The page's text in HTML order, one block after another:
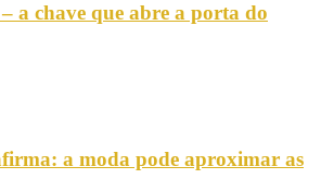
a chave que abre a porta do
a moda pode aproximar as